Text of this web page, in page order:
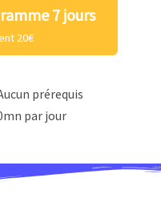
7 jours
20€
prérequis
par jour